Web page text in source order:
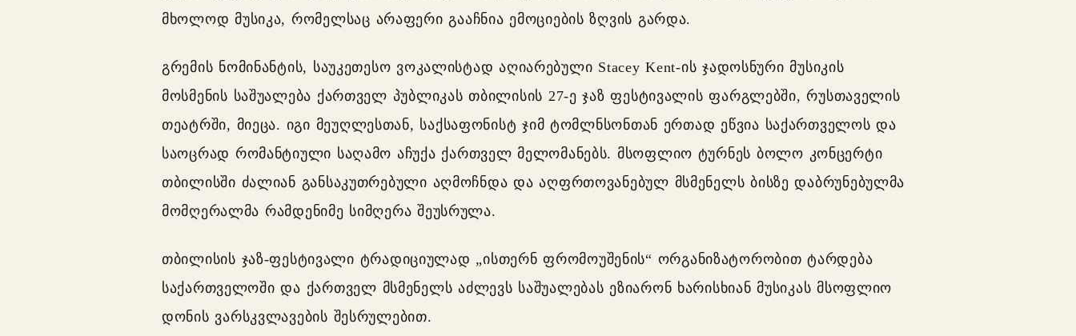
მხოლოდ მუსიკა, რომელსაც არაფერი გააჩნია ემოციების ზღვის გარდა.
გრემის ნომინანტის, საუკეთესო ვოკალისტად აღიარებული Stacey Kent-ის ჯადოსნური მუსიკის
მოსმენის საშუალება ქართველ პუბლიკას თბილისის 27-ე ჯაზ ფესტივალის ფარგლებში, რუსთაველის
თეატრში, მიეცა. იგი მეუღლესთან, საქსაფონისტ ჯიმ ტომლნსონთან ერთად ეწვია საქართველოს და
საოცრად რომანტიული საღამო აჩუქა ქართველ მელომანებს. მსოფლიო ტურნეს ბოლო კონცერტი
თბილისში ძალიან განსაკუთრებული აღმოჩნდა და აღფრთოვანებულ მსმენელს ბისზე დაბრუნებულმა
მომღერალმა რამდენიმე სიმღერა შეუსრულა.
თბილისის ჯაზ-ფესტივალი ტრადიციულად „ისთერნ ფრომოუშენის“ ორგანიზატორობით ტარდება
საქართველოში და ქართველ მსმენელს აძლევს საშუალებას ეზიარონ ხარისხიან მუსიკას მსოფლიო
დონის ვარსკვლავების შესრულებით.